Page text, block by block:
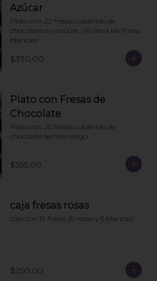
Azúcar
Plato con 22 fresas cubiertas de
chocolate sin azúcar. (no lleva las líneas
blancas)
$370.00
Plato con Fresas de
Chocolate
Plato con 20 fresas cubiertas de
chocolate semiamargo.
$355.00
caja fresas rosas
caja con 12 fresas (6 rosas y 6 blancas)
$250.00